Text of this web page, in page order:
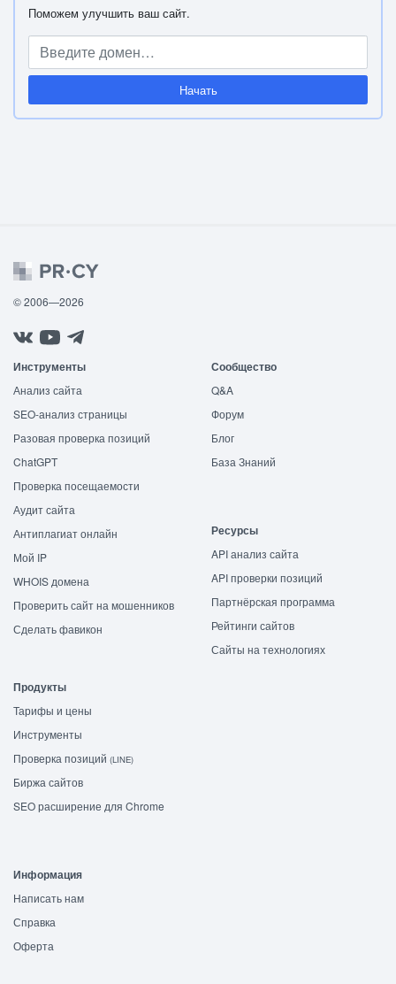
Поможем улучшить ваш сайт.
Начать
© 2006—2026
Инструменты
Анализ сайта
SEO-анализ страницы
Разовая проверка позиций
ChatGPT
Проверка посещаемости
Аудит сайта
Антиплагиат онлайн
Мой IP
WHOIS домена
Проверить сайт на мошенников
Сделать фавикон
Сообщество
Q&A
Форум
Блог
База Знаний
Ресурсы
API анализ сайта
API проверки позиций
Партнёрская программа
Рейтинги сайтов
Сайты на технологиях
Продукты
Тарифы и цены
Инструменты
Проверка позиций (LINE)
Биржа сайтов
SEO расширение для Chrome
Информация
Написать нам
Справка
Оферта